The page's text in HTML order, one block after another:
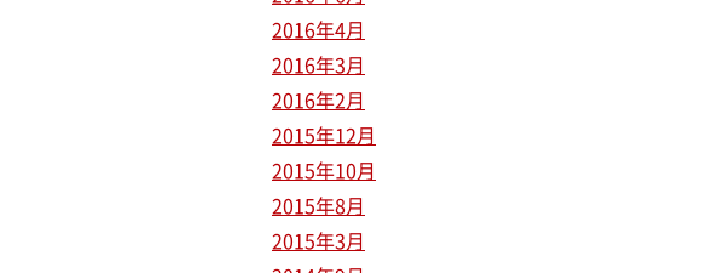
2016年4月
2016年3月
2016年2月
2015年12月
2015年10月
2015年8月
2015年3月